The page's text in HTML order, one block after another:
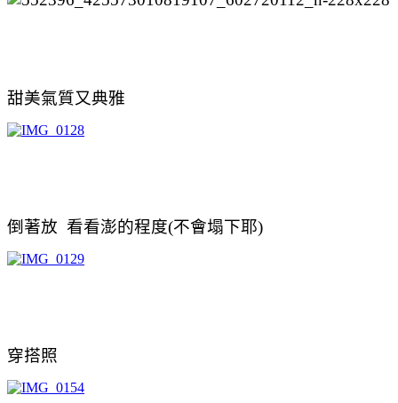
甜美氣質又典雅
倒著放 看看澎的程度(不會塌下耶)
穿搭照